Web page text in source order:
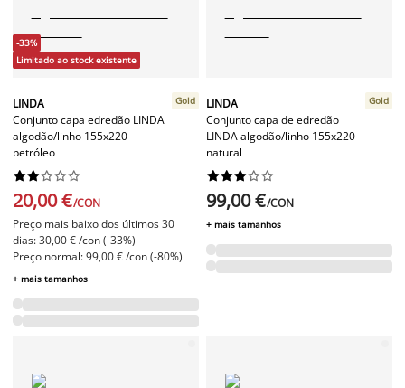
-33%
Limitado ao stock existente
LINDA
Conjunto capa edredão LINDA
algodão/linho 155x220
petróleo
Gold






20,00 €/CON
Preço mais baixo dos últimos 30
dias: 30,00 € /con (-33%)
Preço normal: 99,00 € /con (-80%)
+ mais tamanhos
LINDA
Conjunto capa de edredão
LINDA algodão/linho 155x220
natural
Gold






99,00 €/CON
+ mais tamanhos